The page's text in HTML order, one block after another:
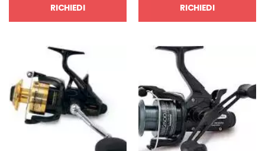
RICHIEDI RICHIEDI